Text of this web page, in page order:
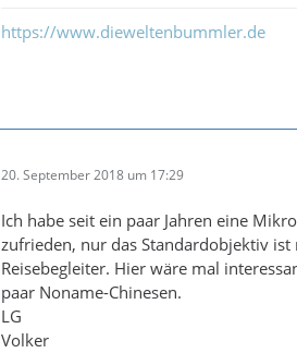
https://www.dieweltenbummler.de
20. September 2018 um 17:29
Ich habe seit ein paar Jahren eine
zufrieden, nur das Standardobjektiv
Reisebegleiter. Hier wäre mal
paar Noname-Chinesen.
LG
Volker